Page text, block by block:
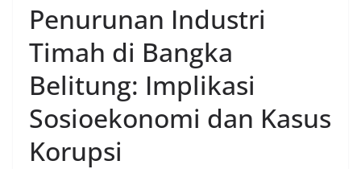
Penurunan Industri
Timah di Bangka
Belitung: Implikasi
Sosioekonomi dan Kasus
Korupsi